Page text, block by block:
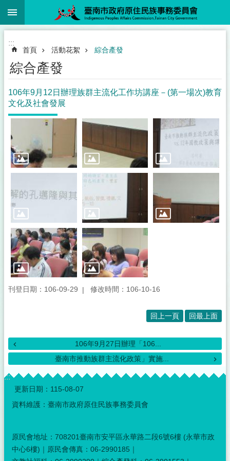
跳到主要內容區塊
:::
首頁 活動花絮 綜合產發
綜合產發
106年9月12日辦理族群主流化工作坊講座－(第一場次)教育
文化及社會發展
刊登日期：106-09-29 修改時間：106-10-16
回上一頁 回最上面
106年9月27日辦理「106...
臺南市推動族群主流化政策」實施...
:::
更新日期： 115-08-07
資料維護：臺南市政府原住民族事務委員會
原民會地址：708201臺南市安平區永華路二段6號6樓 (永華市政
中心6樓)｜原民會傳真：06-2990185｜